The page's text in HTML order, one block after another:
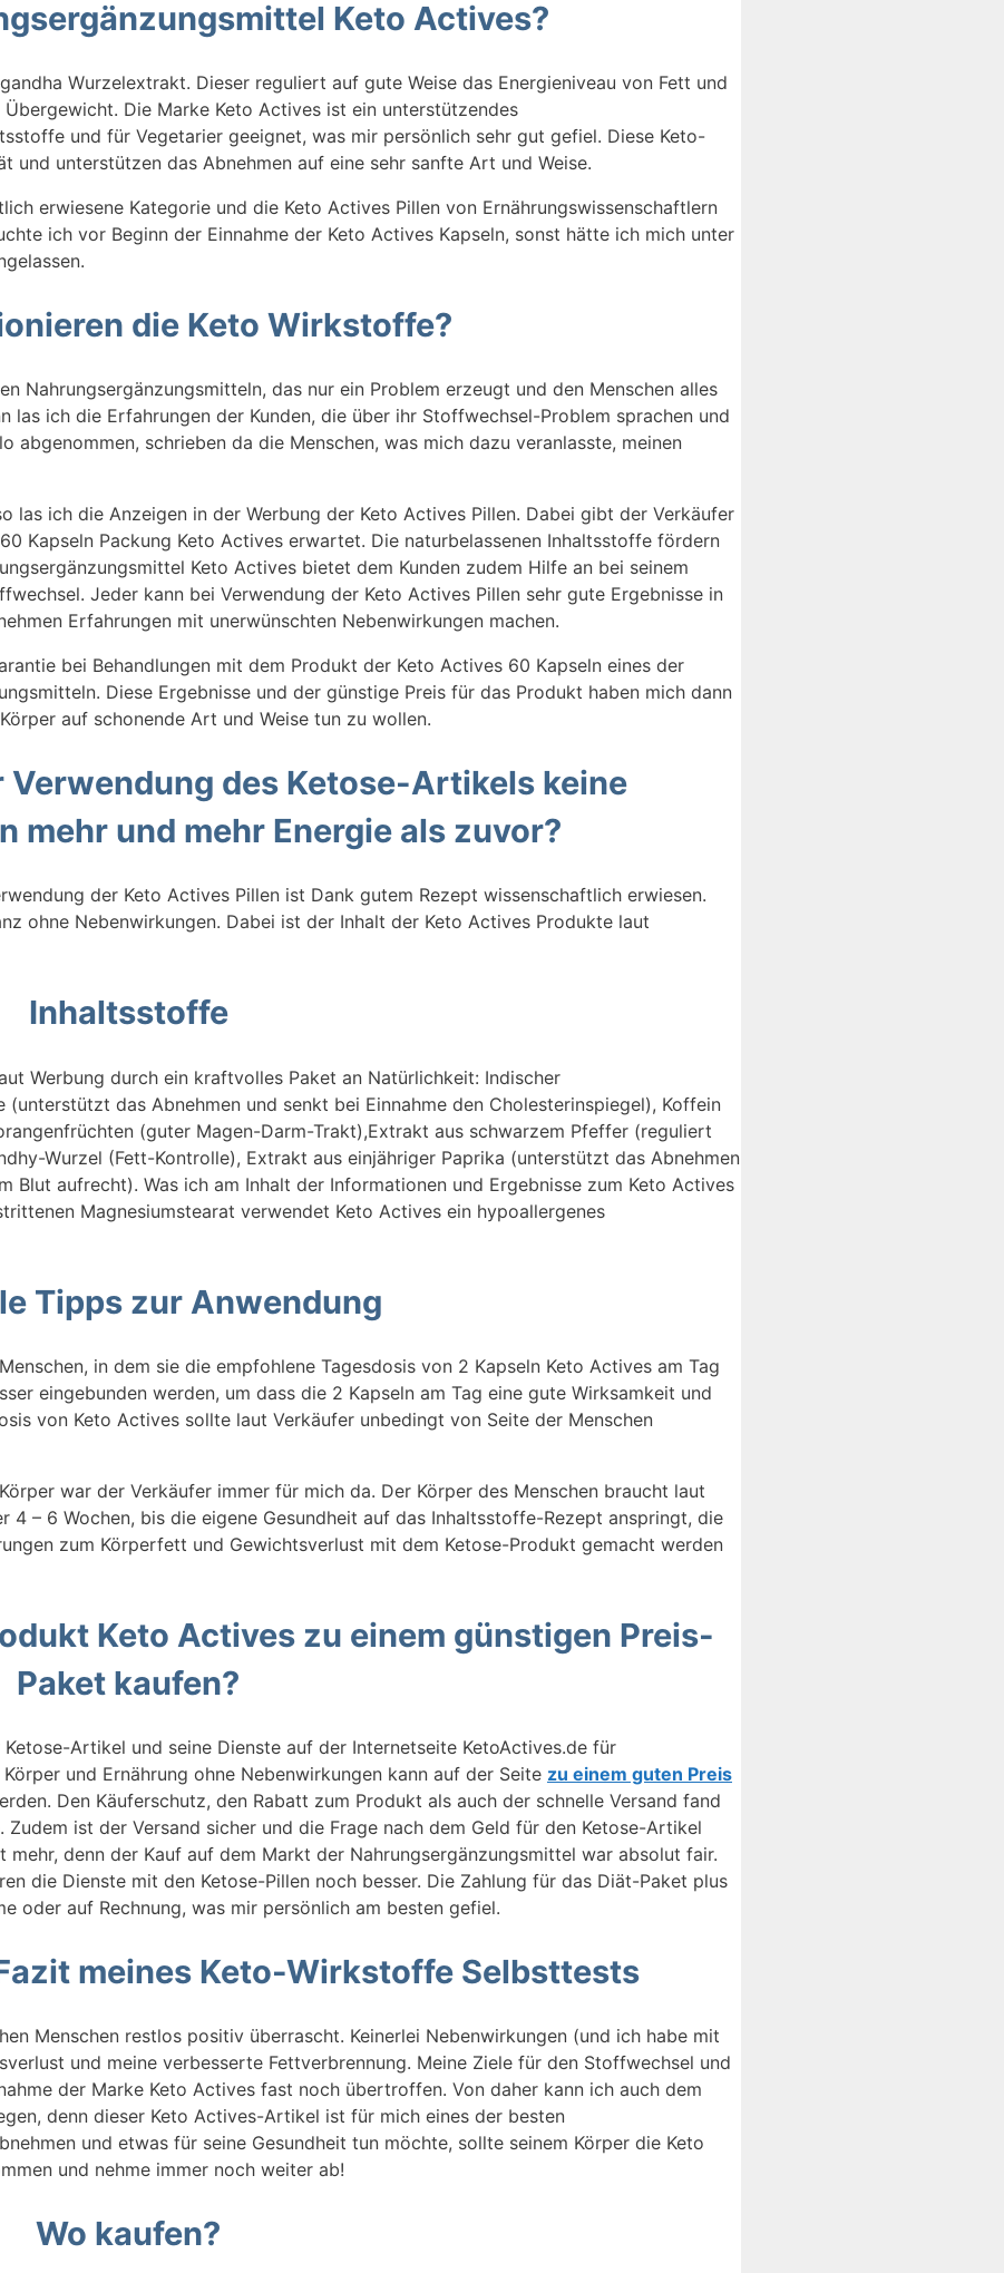
Keto Actives?
Wurzelextrakt. Dieser reguliert auf gute Weise das Energieniveau von Fett und
Die Marke Keto Actives ist ein unterstützendes
und für Vegetarier geeignet, was mir persönlich sehr gut gefiel. Diese Keto-
und unterstützen das Abnehmen auf eine sehr sanfte Art und Weise.
erwiesene Kategorie und die Keto Actives Pillen von Ernährungswissenschaftlern
ich vor Beginn der Einnahme der Keto Actives Kapseln, sonst hätte ich mich unter
die Keto Wirkstoffe?
Nahrungsergänzungsmitteln, das nur ein Problem erzeugt und den Menschen alles
las ich die Erfahrungen der Kunden, die über ihr Stoffwechsel-Problem sprachen und
schrieben da die Menschen, was mich dazu veranlasste, meinen
las ich die Anzeigen in der Werbung der Keto Actives Pillen. Dabei gibt der Verkäufer
Kapseln Packung Keto Actives erwartet. Die naturbelassenen Inhaltsstoffe fördern
Keto Actives bietet dem Kunden zudem Hilfe an bei seinem
Jeder kann bei Verwendung der Keto Actives Pillen sehr gute Ergebnisse in
Erfahrungen mit unerwünschten Nebenwirkungen machen.
bei Behandlungen mit dem Produkt der Keto Actives 60 Kapseln eines der
Diese Ergebnisse und der günstige Preis für das Produkt haben mich dann
auf schonende Art und Weise tun zu wollen.
Verwendung des Ketose-Artikels keine
mehr und mehr Energie als zuvor?
der Keto Actives Pillen ist Dank gutem Rezept wissenschaftlich erwiesen.
ohne Nebenwirkungen. Dabei ist der Inhalt der Keto Actives Produkte laut
Inhaltsstoffe
Werbung durch ein kraftvolles Paket an Natürlichkeit: Indischer
das Abnehmen und senkt bei Einnahme den Cholesterinspiegel), Koffein
(guter Magen-Darm-Trakt),Extrakt aus schwarzem Pfeffer (reguliert
Wurzel (Fett-Kontrolle), Extrakt aus einjähriger Paprika (unterstützt das Abnehmen
Blut aufrecht). Was ich am Inhalt der Informationen und Ergebnisse zum Keto Actives
Magnesiumstearat verwendet Keto Actives ein hypoallergenes
Tipps zur Anwendung
in dem sie die empfohlene Tagesdosis von 2 Kapseln Keto Actives am Tag
eingebunden werden, um dass die 2 Kapseln am Tag eine gute Wirksamkeit und
von Keto Actives sollte laut Verkäufer unbedingt von Seite der Menschen
war der Verkäufer immer für mich da. Der Körper des Menschen braucht laut
4 – 6 Wochen, bis die eigene Gesundheit auf das Inhaltsstoffe-Rezept anspringt, die
zum Körperfett und Gewichtsverlust mit dem Ketose-Produkt gemacht werden
Keto Actives zu einem günstigen Preis-
Paket kaufen?
Artikel und seine Dienste auf der Internetseite KetoActives.de für
und Ernährung ohne Nebenwirkungen kann auf der Seite zu einem guten Preis
Den Käuferschutz, den Rabatt zum Produkt als auch der schnelle Versand fand
ist der Versand sicher und die Frage nach dem Geld für den Ketose-Artikel
denn der Kauf auf dem Markt der Nahrungsergänzungsmittel war absolut fair.
die Dienste mit den Ketose-Pillen noch besser. Die Zahlung für das Diät-Paket plus
oder auf Rechnung, was mir persönlich am besten gefiel.
meines Keto-Wirkstoffe Selbsttests
Menschen restlos positiv überrascht. Keinerlei Nebenwirkungen (und ich habe mit
und meine verbesserte Fettverbrennung. Meine Ziele für den Stoffwechsel und
der Marke Keto Actives fast noch übertroffen. Von daher kann ich auch dem
denn dieser Keto Actives-Artikel ist für mich eines der besten
und etwas für seine Gesundheit tun möchte, sollte seinem Körper die Keto
und nehme immer noch weiter ab!
Wo kaufen?